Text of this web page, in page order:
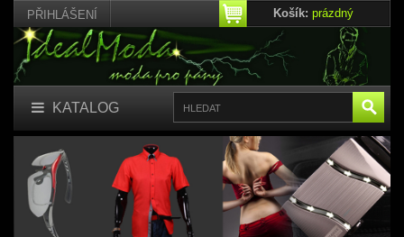
PŘIHLÁŠENÍ Košík: prázdný
KATALOG